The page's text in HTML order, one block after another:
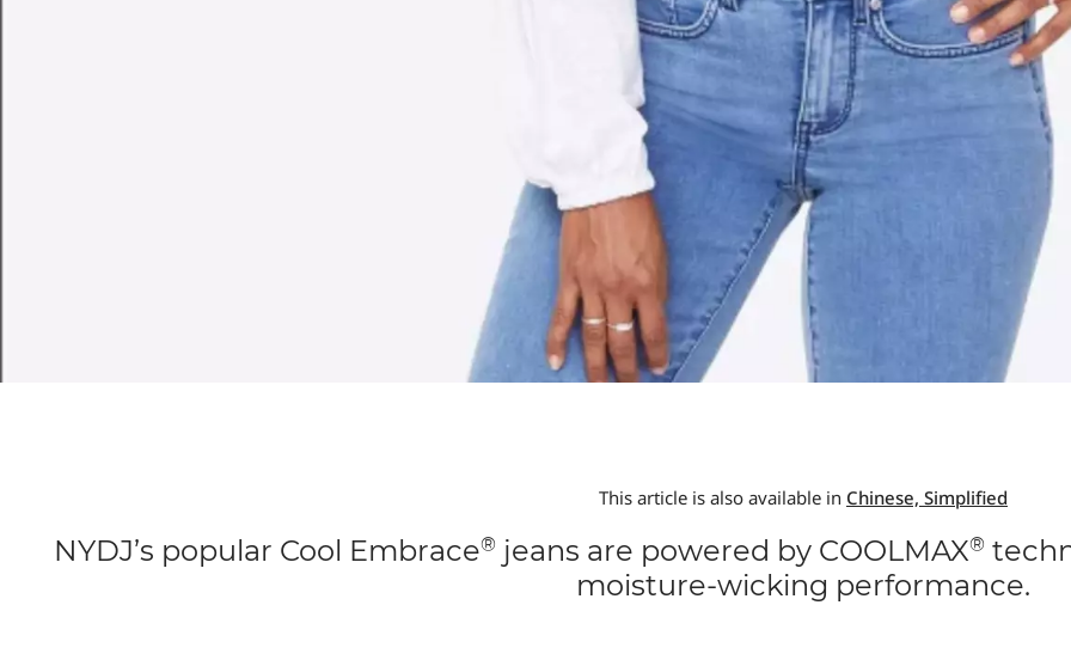
This article is also available in Chinese, Simplified
NYDJ’s popular Cool Embrace® jeans are powered by COOLMAX®
moisture-wicking performance.